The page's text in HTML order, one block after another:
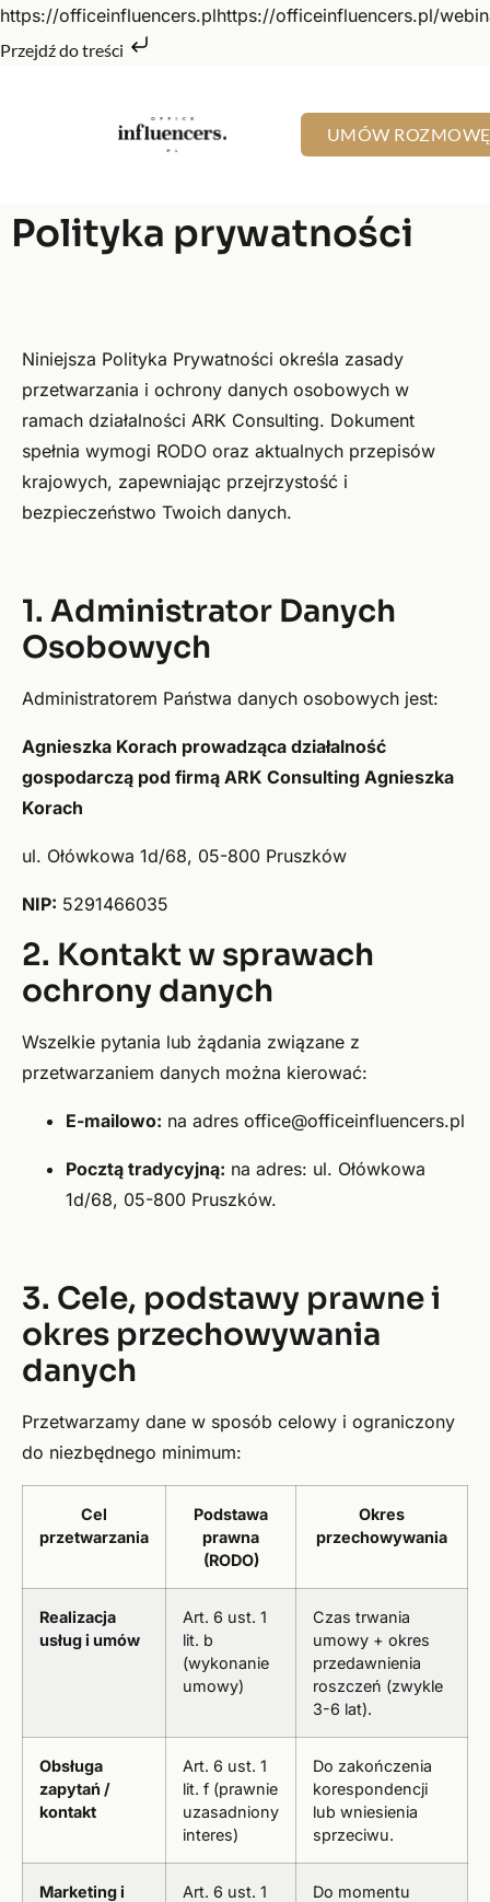
https://officeinfluencers.plhttps://officeinfluencers.pl/
Przejdź do treści
UMÓW
Polityka prywatności
Niniejsza Polityka Prywatności określa zasady
przetwarzania i ochrony danych osobowych w
ramach działalności ARK Consulting. Dokument
spełnia wymogi RODO oraz aktualnych przepisów
krajowych, zapewniając przejrzystość i
bezpieczeństwo Twoich danych.
1. Administrator Danych
Osobowych
Administratorem Państwa danych osobowych jest:
Agnieszka Korach prowadząca działalność
gospodarczą pod firmą ARK Consulting Agnieszka
Korach
ul. Ołówkowa 1d/68, 05-800 Pruszków
NIP: 5291466035
2. Kontakt w sprawach
ochrony danych
Wszelkie pytania lub żądania związane z
przetwarzaniem danych można kierować:
E-mailowo: na adres office@officeinfluencers.pl
Pocztą tradycyjną: na adres: ul. Ołówkowa
1d/68, 05-800 Pruszków.
3. Cele, podstawy prawne i
okres przechowywania
danych
Przetwarzamy dane w sposób celowy i ograniczony
do niezbędnego minimum:
Cel
przetwarzania
Podstawa
prawna
(RODO)
Okres
przechowywania
Realizacja
usług i umów
Art. 6 ust. 1
lit. b
(wykonanie
umowy)
Czas trwania
umowy + okres
przedawnienia
roszczeń (zwykle
3-6 lat).
Obsługa
zapytań /
kontakt
Art. 6 ust. 1
lit. f (prawnie
uzasadniony
interes)
Do zakończenia
korespondencji
lub wniesienia
sprzeciwu.
Marketing i
Art. 6 ust. 1
Do momentu